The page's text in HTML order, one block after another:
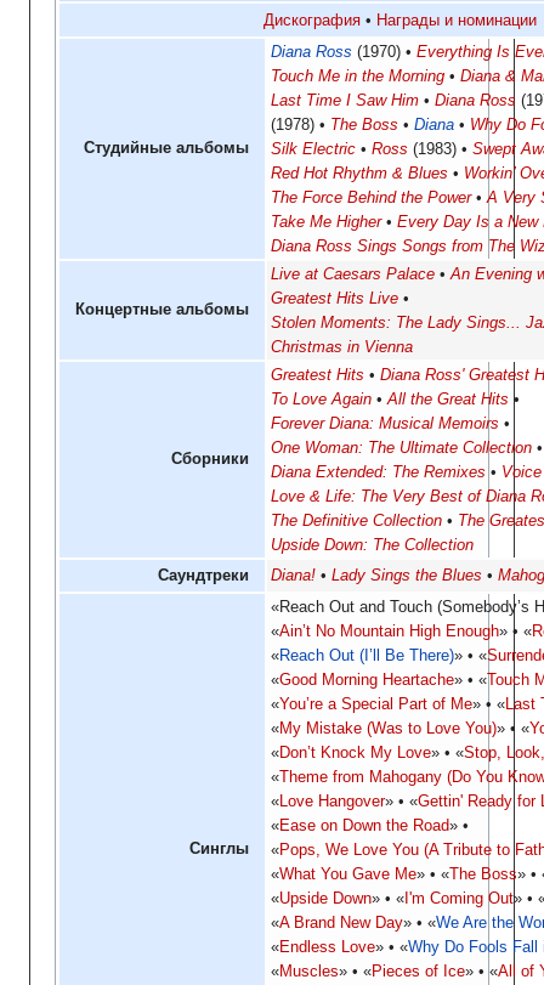
Дискография Награды и номинации
Студийные альбомы
Diana Ross (1970)
Everything Is
Touch Me in the Morning
Diana &
Last Time I Saw Him
Diana Ross
(1978)
The Boss Diana
Why Do
Silk Electric
Ross (1983)
Swept
Red Hot Rhythm & Blues
Workin’
The Force Behind the Power
A Very
Take Me Higher
Every Day Is a New
Diana Ross Sings Songs from The
Концертные альбомы
Live at Caesars Palace
An Evening
Greatest Hits Live
Stolen Moments: The Lady Sings...
Christmas in Vienna
Сборники
Greatest Hits
Diana Ross' Greatest
To Love Again
All the Great Hits
Forever Diana: Musical Memoirs
One Woman: The Ultimate Collection
Diana Extended: The Remixes
Love & Life: The Very Best of Diana
The Definitive Collection
The
Upside Down: The Collection
Саундтреки
Diana! Lady Sings the Blues
Синглы
«Reach Out and Touch (Somebody’s
«Ain’t No Mountain High Enough» «
«Reach Out (I’ll Be There)» «
«Good Morning Heartache» «Touch
«You’re a Special Part of Me» «
«My Mistake (Was to Love You)» «
«Don’t Knock My Love» «Stop,
«Theme from Mahogany (Do You
« Love Hangover» «Gettin' Ready for
«Ease on Down the Road»
«Pops, We Love You (A Tribute to
«What You Gave Me» «The Boss»
«Upside Down» « I'm Coming Out»
«A Brand New Day» «We Are the
«Endless Love» «Why Do Fools Fall
«Muscles» «Pieces of Ice» «All of